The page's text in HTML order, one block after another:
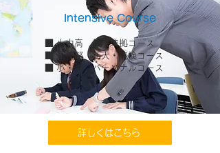
Intensive Course
■ 小中高 錬成準拠コース
■ 高校部 私大・英検コース
■ 小・中 パーソナルコース
詳しくはこちら